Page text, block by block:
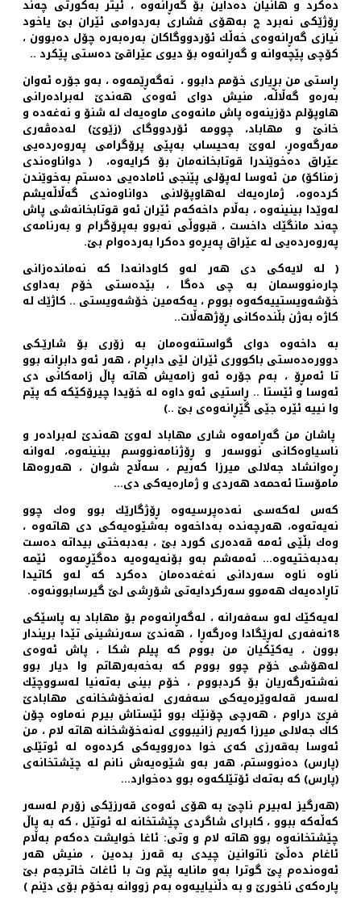
ده‌كرد و هانیان ده‌داین بۆ گه‌ڕانه‌وه ‌، ئیتر به‌كورتی چه‌ند
ڕۆژێكی نه‌برد چ به‌هۆی فشاری به‌ردوامی ئێران بێ یاخود
نیازی گه‌ڕانه‌وه‌ی خه‌ڵك ئۆردووگاكان به‌ره‌به‌ره‌ چۆل ده‌بوون ،
كۆچی پێچه‌وانه‌ و گه‌ڕانه‌وه‌ بۆ دیوی عێراقێ ده‌ستی پێكرد ..
ڕاستی من بڕیاری خۆمم دابوو ، ‌ نه‌گه‌ڕێمه‌وه ‌، به‌و جۆره‌ ئه‌وان
به‌ره‌و گه‌ڵاڵه‌، منیش دوای ئه‌وه‌ی هه‌ندێ له‌براده‌رانی
هاوپۆلم دۆزینه‌وه‌ پاش مانه‌وه‌ی ماوه‌یه‌ك له‌ شنۆ و نه‌غه‌ده‌ و
خانێ و مهاباد، چوومه‌ ئۆردووگای (زێوێ) له‌ده‌ڤه‌ری
مه‌رگه‌وه‌ڕ، له‌وێ به‌حیساب به‌پێی پرۆگرامی په‌روه‌رده‌یی
عێراق ده‌خوێندرا قوتابخانه‌مان بۆ كرایه‌وه‌، ( دواناوه‌ندی
زمناكۆ) من ئه‌وسا له‌پۆلی پێنجی ئاماده‌یی ده‌ستم به‌خوێندن
كرده‌وه‌، ژماره‌یه‌ك له‌هاوپۆلانی دواناوه‌ندی گه‌ڵاڵه‌یشم
له‌وێدا بینینه‌وه ‌، به‌ڵام داخه‌كه‌م ئێران ئه‌و قوتابخانه‌شی پاش
چه‌ند مانگێك داخست ، قبووڵی نه‌بوو به‌پرۆگرام و به‌رنامه‌ی
په‌روه‌رده‌یی له ‌عێراق په‌یڕه‌و ده‌كرا به‌رده‌وام بێ.
( له‌ لایه‌كی دی هه‌ر له‌و كاودانه‌دا كه‌ نه‌مانده‌زانی
چاره‌نووسمان به‌ چی ده‌گا ، بێده‌ستی خۆم به‌داوی
خۆشه‌ویستییه‌كه‌وه‌ بووم ، یه‌كه‌مین خۆشه‌ویستی .. كاژێك له‌
كاژه‌ به‌ژن بڵنده‌كانی ڕۆژهه‌ڵات..
به‌ داخه‌وه‌ دوای گواستنه‌وه‌مان به‌ زۆری بۆ شارێـكی
دووره‌ده‌ستی باكووری ئێران لێی دابڕام ، هه‌ر ئه‌و دابڕانه‌ بوو
تا ئه‌مڕۆ ، به‌م جۆره‌ ئه‌و زامه‌یش هاته‌ پاڵ زامه‌كانی دی
ئه‌وسا و ئێستا .. ڕاستیی ئه‌و داوه‌‌ له‌ خۆیدا چیرۆكێكه‌ كه‌ پێم
وا نییه‌ ئێره‌ جێی گێڕانه‌وه‌ی بێ ..)
پاشان من گه‌ڕامه‌وه‌ شاری مهاباد له‌وێ هه‌ندێ له‌براده‌ر و
ناسیاوه‌كانی نووسه‌ر و ڕۆژنامه‌نووسم بینینه‌وه‌، له‌وانه‌
ڕه‌وانشاد جه‌لالی میرزا كه‌ریم ، سه‌ڵاح شوان ، هه‌روه‌ها
مامۆستا ئه‌حمه‌د هه‌ردی و ژماره‌یه‌كی دی...
كه‌س له‌كه‌سی نه‌ده‌پرسیه‌وه‌ ڕۆژگارێك بوو وه‌ك چوو
نه‌یه‌ته‌وه‌، هه‌رچه‌نده‌ به‌داخه‌وه‌ به‌شێوه‌یه‌كی دی هاته‌وه ‌،
وه‌ك بڵێی ئه‌مه‌ قه‌ده‌ری كورد بێ ، به‌دبه‌ختی بیداته‌ ده‌ست
به‌دبه‌ختیه‌وه‌... ئه‌مه‌شم به‌و بۆنه‌یه‌وه‌یه‌ ده‌گێڕمه‌وه‌ ئێمه‌
ناوه‌ ناوه‌ سه‌ردانی نه‌غه‌ده‌مان ده‌كرد كه‌ له‌و كاتیدا
تاڕاده‌یه‌ك هه‌موو سه‌ركردایه‌تی شۆڕشی لێ گیرسابوونه‌وه‌.
له‌یه‌كێك له‌و سه‌فه‌رانه ‌، له‌گه‌ڕانه‌وه‌م بۆ مهاباد به‌ پاسێكی
18نه‌فه‌ری له‌ڕێگادا وه‌رگه‌ڕا ، هه‌ندێ سه‌رنشینی تێدا بریندار
بوون ، یه‌كێكیان من بووم كه‌ پیلم شكا ، پاش ئه‌وه‌ی
له‌هۆشی خۆم چوو بووم كه‌ به‌خه‌به‌رهاتم وا دیار بوو
نه‌شته‌رگه‌ریان بۆ كردبووم ، خۆم بینی به‌ته‌نیا له‌سووچێك
له‌سه‌ر قه‌له‌وێره‌یه‌كی سه‌فه‌ری له‌نه‌خۆشخانه‌ی مهابادێ
فڕێ دراوم ، هه‌رچی چۆنێك بوو ئێستاش بیرم نه‌ماوه‌ چۆن
كاك جه‌لالی میرزا كه‌ریم زانیبووی له‌نه‌خۆشخانه‌ هاته‌ لام ، من
ئه‌وسا به‌قه‌رزی كه‌ی خوا ده‌روویه‌كی كرده‌وه‌ له‌ ئوتێلی
(پارس) ده‌نووستم، هه‌ر به‌و شێوه‌یه‌ش نانم له‌ چێشتخانه‌ی
(پارس) كه‌ به‌ته‌ك ئۆتێلكه‌وه‌ بوو ده‌خوارد...
(هه‌رگیز له‌بیرم ناچێ به‌ هۆی ئه‌وه‌ی قه‌رزێكی زۆرم له‌سه‌ر
كه‌ڵه‌كه‌ ببوو ، كابرای شاگردی چێشتخانه‌ له‌ ئوتێل ، كه به‌‌ پاڵ
چێشتخانه‌وه‌ بوو هاته‌ لام و وتی: ئاغا خوایشت ده‌كه‌م به‌ڵام
ئاغام ده‌ڵێ ناتوانین چیدی به‌ قه‌رز بده‌ین ، منیش هه‌ر
ئه‌وه‌نده‌م پێ گوترا به‌و مانایه‌ پێم وت با ئاغات خاترجه‌م بێ
پاره‌كه‌ی ناخورێ و به‌ دڵنیاییه‌وه‌ به‌م زووانه‌ به‌خۆم بۆی دێنم )